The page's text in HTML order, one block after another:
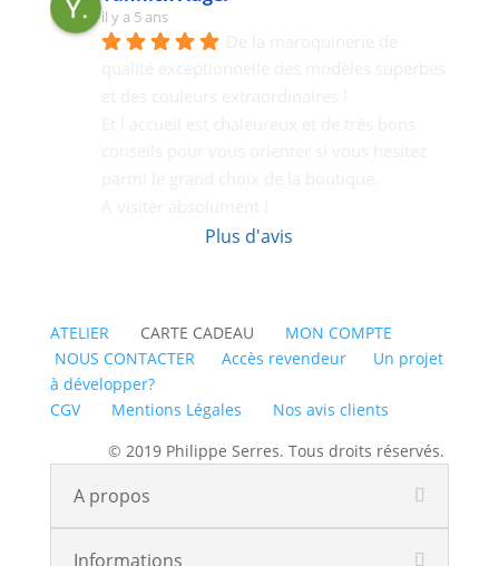
il y a 5 ans
Plus d'avis
ATELIERCARTE CADEAU MON COMPTE
NOUS CONTACTER
Accès revendeur
Un projet
à développer?
CGV
Mentions Légales
Nos avis clients
© 2019 Philippe Serres. Tous droits réservés.
A propos
Informations